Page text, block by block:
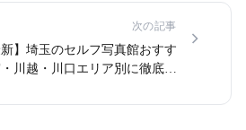
次の記事
新】埼玉のセルフ写真館おすす
川越・川口エリア別に徹底比